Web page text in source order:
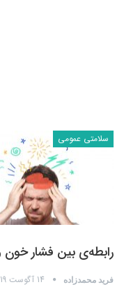
سلامتی عمومی
رابطه‌ی بین فشار
فرید محمدزاده 14 آگوست 2019